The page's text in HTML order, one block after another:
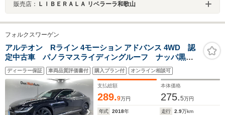
販売店： ＬＩＢＥＲＡＬＡ リベラーラ和歌山
フォルクスワーゲン
アルテオン Rライン 4モーション アドバンス 4WD 認
定中古車 パノラマスライディングルーフ ナッパ黒革
シート オールインセーフティ LEDヘッドランプ 純
正20インチアルミホイール ヘッドアップディスプレ
イ パワーバックドア シートヒーター 7DSG
ディーラー保証 車両品質評価書付 購入プラン付 オンライン相談可
支払総額
289.9万円
本体価格
275.5万円
年式 2018年 走行 2.9万km